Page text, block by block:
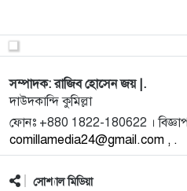
বিশেষ অভিযানে ঢাকা
9
দাউদকান্দিতে গৃহবধূর
গ্রামব
10
ফুটবলার হতে চেয়েছিলেন
11
সম্পাদক: রাজিব হোসেন জয় |.
দাউদকান্দি কুমিল্লা
ফোনঃ +880 1822-180622 ।
comillamedia24@gmail.com , .
সোশ্যাল মিডিয়া